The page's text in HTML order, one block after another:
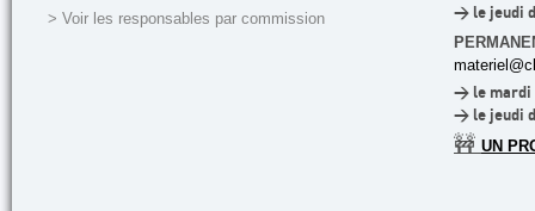
> Voir les responsables par commission
> le jeudi
> le mardi
> le jeudi
🚧 UN